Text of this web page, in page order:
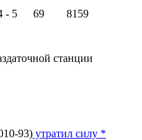
- 5 69
8159
станции
93) утратил силу *